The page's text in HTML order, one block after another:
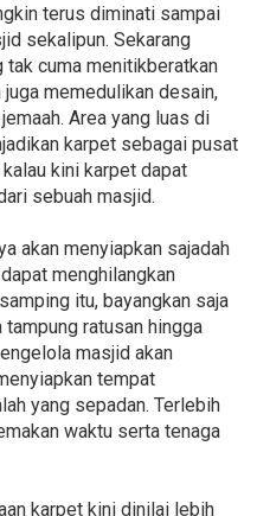
terus diminati sampai
sekalipun. Sekarang
cuma menitikberatkan
memedulikan desain,
Area yang luas di
karpet sebagai pusat
kini karpet dapat
sebuah masjid.
akan menyiapkan sajadah
menghilangkan
itu, bayangkan saja
ratusan hingga
masjid akan
tempat
yang sepadan. Terlebih
waktu serta tenaga
karpet kini dinilai lebih